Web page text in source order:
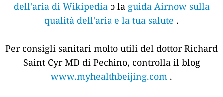
dell'aria di Wikipediao la guida Airnow sulla
qualità dell'aria e la tua salute .
Per consigli sanitari molto utili del dottor Richard
Saint Cyr MD di Pechino, controlla il blog
www.myhealthbeijing.com .